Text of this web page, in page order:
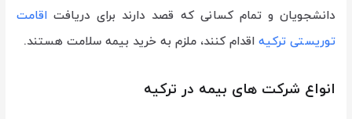
دانشجویان و تمام کسانی که قصد دارند برای دریافت اقامت
توریستی ترکیه اقدام کنند، ملزم به خرید بیمه سلامت هستند.
انواع شرکت های بیمه در ترکیه